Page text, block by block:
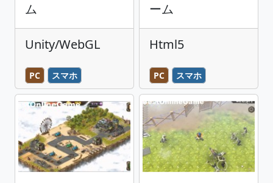
ム
Unity/WebGL
PC スマホ
ーム
Html5
PC スマホ